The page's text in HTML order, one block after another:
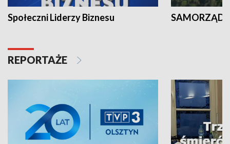
Społeczni Liderzy Biznesu SAMORZĄD
REPORTAŻE